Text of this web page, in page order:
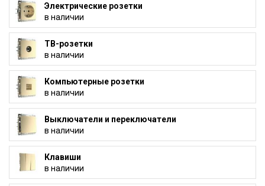
Электрические розетки
в наличии
ТВ-розетки
в наличии
Компьютерные розетки
в наличии
Выключатели и переключатели
в наличии
Клавиши
в наличии